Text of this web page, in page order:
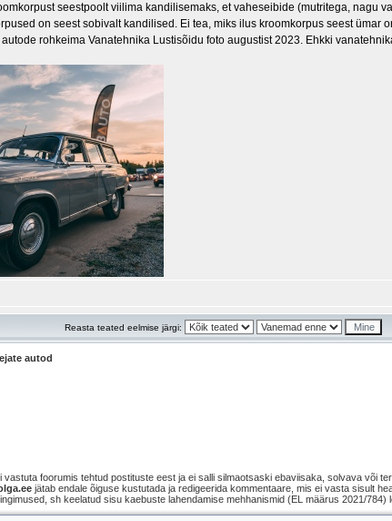
seestpoolt viilima kandilisemaks, et vaheseibide (mutritega, nagu
on seest sobivalt kandilised. Ei tea, miks ilus kroomkorpus seest ümar
rohkeima Vanatehnika Lustisõidu foto augustist 2023. Ehkki
Reasta teated eelmise järgi:
autod
vastuta foorumis tehtud postituste eest ja ei salli silmaotsaski ebaviisaka, solvava või
jätab endale õiguse kustutada ja redigeerida kommentaare, mis ei vasta sisult
sh keelatud sisu kaebuste lahendamise mehhanismid (EL määrus 2021/784)